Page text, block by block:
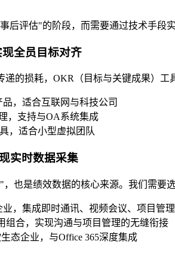
后评估"的阶段，而需要通过技术手段
全员目标对齐
的损耗，OKR（目标与关键成果）
品，适合互联网与科技公司
，支持与OA系统集成
，适合小型虚拟团队
实时数据采集
也是绩效数据的核心来源。我们需要
业，集成即时通讯、视频会议、项目管
组合，实现沟通与项目管理的无缝衔接
态企业，与Office 365深度集成